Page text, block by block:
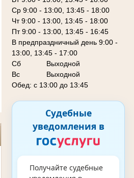
Ср 9:00 - 13:00, 13:45 - 18:00
Чт 9:00 - 13:00, 13:45 - 18:00
Пт 9:00 - 13:00, 13:45 - 16:45
В предпраздничный день 9:00 -
13:00, 13:45 - 17:00
Сб
Выходной
Вс Выходной
Обед: с 13:00 до 13:45
Судебные
уведомления в
Получайте судебные